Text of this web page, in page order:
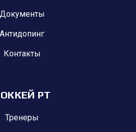
Документы
Антидопинг
Контакты
РТ
Тренеры